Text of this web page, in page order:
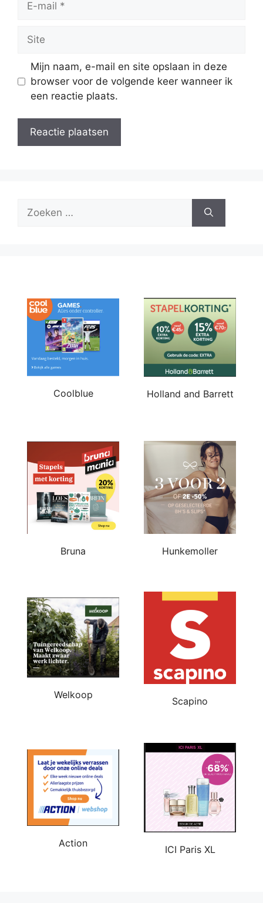
mail
Mijn naam, e-mail en site opslaan in deze
browser voor de volgende keer wanneer ik
een reactie plaats.
Zoek
Coolblue Holland and Barrett
Bruna Hunkemoller
Welkoop
Scapino
Action
ICI Paris XL